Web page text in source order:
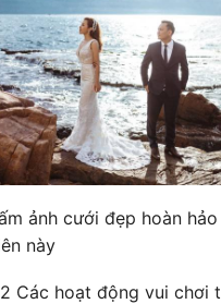
ảnh cưới đẹp hoàn
này
2 Các hoạt động vui chơi